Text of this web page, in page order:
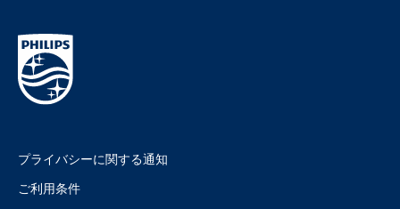
プライバシーに関する通知
ご利用条件